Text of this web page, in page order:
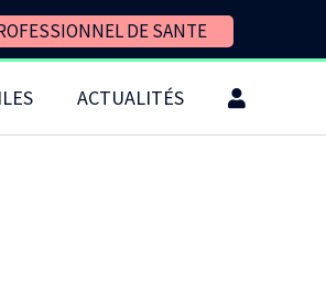
DE SANTE
ACTUALITÉS